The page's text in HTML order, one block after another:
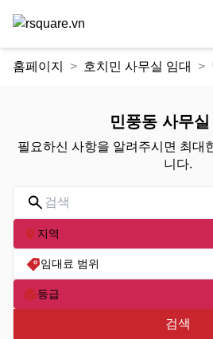
홈페이지 호치민 사무실 임대
민풍동 사무실
필요하신 사항을 알려주시면 최대
니다.
지역
임대료 범위
등급
검색